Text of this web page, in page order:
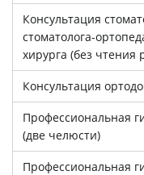
Консультация
стоматолога-
хирурга (без чтения
Консультация
Профессиональная
(две челюсти)
Профессиональная